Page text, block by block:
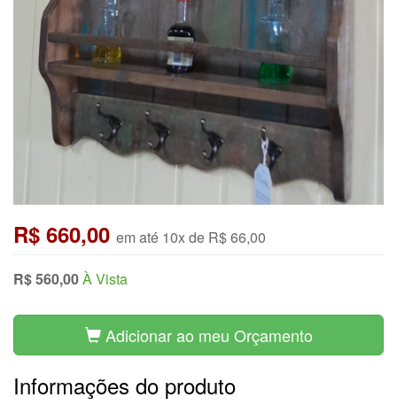
R$ 660,00 em até 10x de R$ 66,00
R$ 560,00À Vista
Adicionar ao meu Orçamento
Informações do produto